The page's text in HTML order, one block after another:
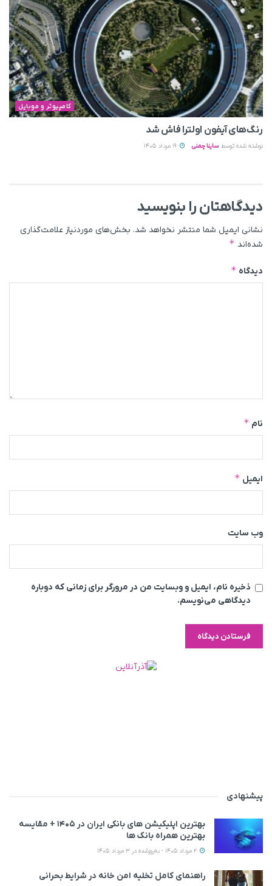
کامپیوتر و موبایل
رنگ‌های آیفون اولترا فاش شد
نوشته شده توسط ساینا چمنی
دیدگاهتان را بنویسید
نشانی ایمیل شما منتشر نخواهد شد. بخش‌های موردنیاز علامت‌گذاری
شده‌اند *
دیدگاه *
نام *
ایمیل *
وب‌ سایت
ذخیره نام، ایمیل و وبسایت من در مرورگر برای زمانی که دوباره
دیدگاهی می‌نویسم.
پیشنهادی
بهترین اپلیکیشن‌ های بانکی ایران در ۱۴۰۵ + مقایسه
بهترین همراه بانک‌ ها
راهنمای کامل تخلیه امن خانه در شرایط بحرانی